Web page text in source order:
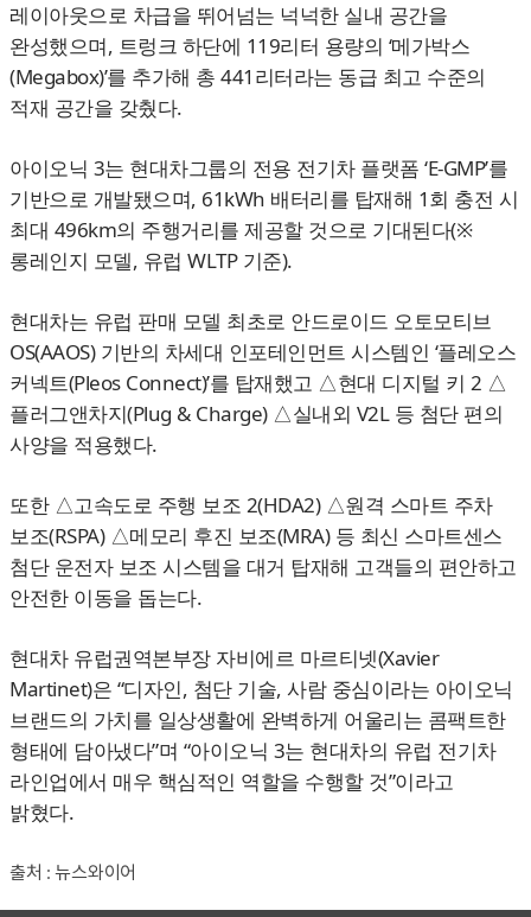
레이아웃으로 차급을 뛰어넘는 넉넉한 실내 공간을
완성했으며, 트렁크 하단에 119리터 용량의 ‘메가박스
(Megabox)’를 추가해 총 441리터라는 동급 최고 수준의
적재 공간을 갖췄다.
아이오닉 3는 현대차그룹의 전용 전기차 플랫폼 ‘E-GMP’를
기반으로 개발됐으며, 61kWh 배터리를 탑재해 1회 충전 시
최대 496km의 주행거리를 제공할 것으로 기대된다(※
롱레인지 모델, 유럽 WLTP 기준).
현대차는 유럽 판매 모델 최초로 안드로이드 오토모티브
OS(AAOS) 기반의 차세대 인포테인먼트 시스템인 ‘플레오스
커넥트(Pleos Connect)’를 탑재했고 △현대 디지털 키 2 △
플러그앤차지(Plug & Charge) △실내외 V2L 등 첨단 편의
사양을 적용했다.
또한 △고속도로 주행 보조 2(HDA2) △원격 스마트 주차
보조(RSPA) △메모리 후진 보조(MRA) 등 최신 스마트센스
첨단 운전자 보조 시스템을 대거 탑재해 고객들의 편안하고
안전한 이동을 돕는다.
현대차 유럽권역본부장 자비에르 마르티넷(Xavier
Martinet)은 “디자인, 첨단 기술, 사람 중심이라는 아이오닉
브랜드의 가치를 일상생활에 완벽하게 어울리는 콤팩트한
형태에 담아냈다”며 “아이오닉 3는 현대차의 유럽 전기차
라인업에서 매우 핵심적인 역할을 수행할 것”이라고
밝혔다.
출처 : 뉴스와이어